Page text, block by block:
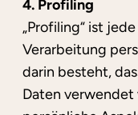
4. Profiling
„Profiling“ ist
Verarbeitung
darin besteht,
Daten